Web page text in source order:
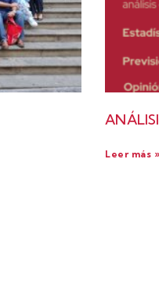
Leer más »